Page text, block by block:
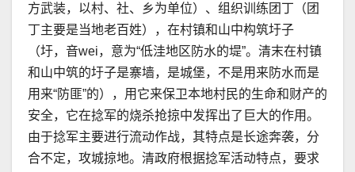
方武装，以村、社、乡为单位）、组织训练团丁（团
丁主要是当地老百姓），在村镇和山中构筑圩子
（圩，音wei，意为“低洼地区防水的堤”。清末在村镇
和山中筑的圩子是寨墙，是城堡，不是用来防水而是
用来“防匪”的），用它来保卫本地村民的生命和财产的
安全，它在捻军的烧杀抢掠中发挥出了巨大的作用。
由于捻军主要进行流动作战，其特点是长途奔袭，分
合不定，攻城掠地。清政府根据捻军活动特点，要求